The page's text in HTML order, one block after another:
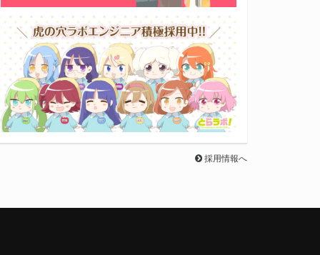
採用情報へ